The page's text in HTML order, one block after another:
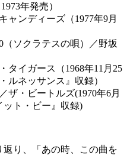
年発売）
ャンディーズ（1977年9月
ソクラテスの唄）／野坂
タイガース（1968年11月25
ルネッサンス』収録）
ザ・ビートルズ(1970年6月
ット・ビー』収録)
り、「あの時、この曲を